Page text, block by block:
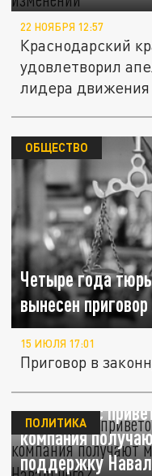
22 НОЯБРЯ 12:57
Краснодарский
удовлетворил
лидера
Четыре года
вынесен
ОБЩЕСТВО
15 ИЮЛЯ 17:01
Приговор в
Из Хайфы с
компания
поддержку
ПОЛИТИКА